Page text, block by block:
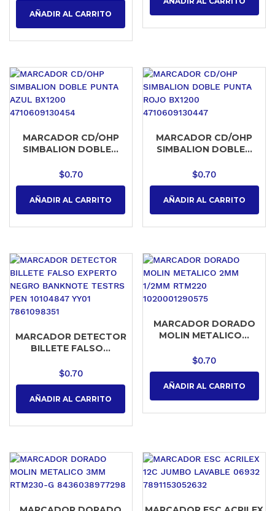
AÑADIR AL CARRITO
MARCADOR CD/OHP
SIMBALION DOBLE...
$0.70
AÑADIR AL CARRITO
MARCADOR CD/OHP
SIMBALION DOBLE...
$0.70
AÑADIR AL CARRITO
MARCADOR DETECTOR
BILLETE FALSO...
$0.70
AÑADIR AL CARRITO
MARCADOR DORADO
MOLIN METALICO...
$0.70
AÑADIR AL CARRITO